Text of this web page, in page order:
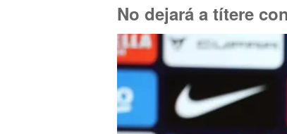
No dejará a títere